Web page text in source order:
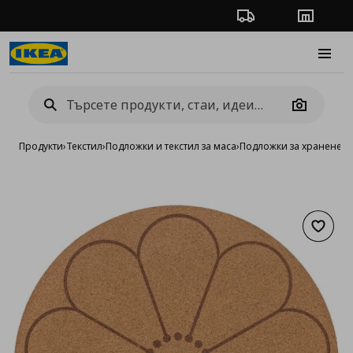
Проследяване на
Camera
Продукти›Текстил›Подложки и текстил за маса›Пoдложки за хранене